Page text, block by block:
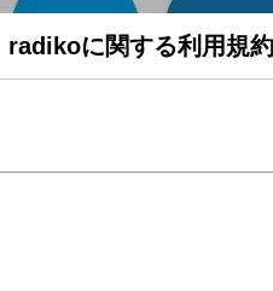
radikoに関する利用規